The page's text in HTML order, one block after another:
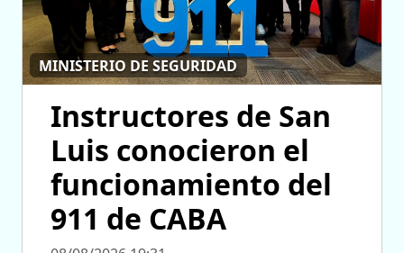
MINISTERIO DE SEGURIDAD
Instructores de San
Luis conocieron el
funcionamiento del
911 de CABA